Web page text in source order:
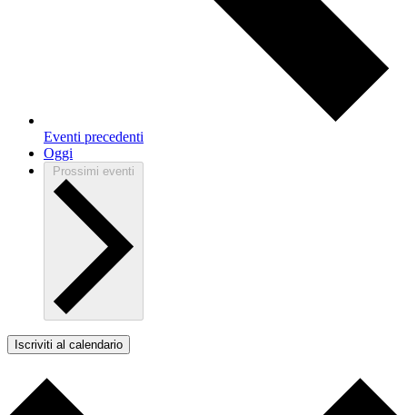
Eventi precedenti
Oggi
Prossimi eventi
Iscriviti al calendario